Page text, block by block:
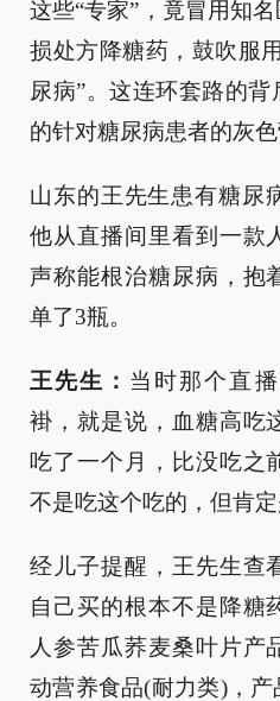
这些“专家”，竟冒用知
损处方降糖药，鼓吹服
尿病”。这连环套路的
的针对糖尿病患者的灰
山东的王先生患有糖尿
他从直播间里看到一款
声称能根治糖尿病，抱
单了3瓶。
王先生： 当时那个直
褂，就是说，血糖高吃
吃了一个月，比没吃之
不是吃这个吃的，但肯定
经儿子提醒，王先生查
自己买的根本不是降糖
人参苦瓜荞麦桑叶片产
动营养食品(耐力类)，